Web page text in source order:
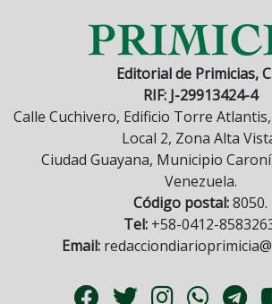
Editorial de Primicias,
RIF: J-29913424-4
Calle Cuchivero, Edificio Torre
Local 2, Zona Alta
Ciudad Guayana, Municipio
Venezuela.
Código postal:8050.
Tel:+58-0412-
Email: